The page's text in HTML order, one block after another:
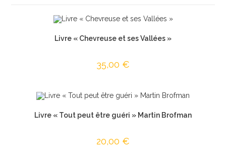
Livre « Chevreuse et ses Vallées »
35,00 €
Livre « Tout peut être guéri » Martin Brofman
20,00 €